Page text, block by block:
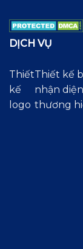
DỊCH VỤ
Thiết
kế
logo
Thiết kế
nhận diện
thương